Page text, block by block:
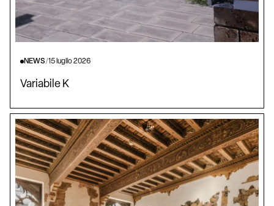
NEWS/15 luglio 2026
Variabile K